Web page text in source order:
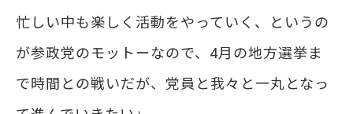
忙しい中も楽しく活動をやっていく、というの
が参政党のモットーなので、4月の地方選挙ま
で時間との戦いだが、党員と我々と一丸となっ